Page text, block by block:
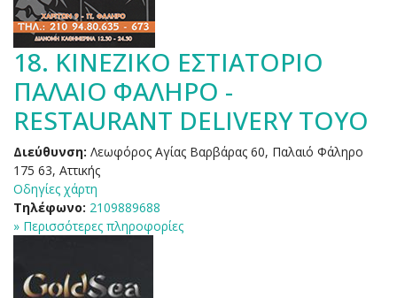
18. ΚΙΝΕΖΙΚΟ ΕΣΤΙΑΤΟΡΙΟ
ΠΑΛΑΙΟ ΦΑΛΗΡΟ -
RESTAURANT DELIVERY TOYO
Διεύθυνση: Λεωφόρος Αγίας Βαρβάρας 60, Παλαιό Φάληρο
175 63, Αττικής
Οδηγίες χάρτη
Τηλέφωνο: 2109889688
» Περισσότερες πληροφορίες